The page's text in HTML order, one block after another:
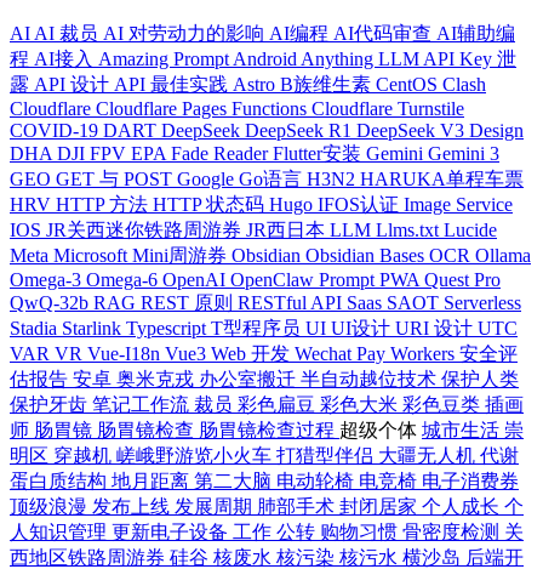
AI AI 裁员 AI 对劳动力的影响 AI编程 AI代码审查 AI辅助编
程 AI接入 Amazing Prompt Android Anything LLM API Key 泄
露 API 设计 API 最佳实践 Astro B族维生素 CentOS Clash
Cloudflare Cloudflare Pages Functions Cloudflare Turnstile
COVID-19 DART DeepSeek DeepSeek R1 DeepSeek V3 Design
DHA DJI FPV EPA Fade ReaderFlutter安装 Gemini Gemini 3
GEO GET 与 POST Google Go语言 H3N2 HARUKA单程车票
HRV HTTP 方法 HTTP 状态码 Hugo IFOS认证 Image Service
IOS JR关西迷你铁路周游券 JR西日本 LLM Llms.txt Lucide
Meta Microsoft Mini周游券 Obsidian Obsidian Bases OCR Ollama
Omega-3 Omega-6 OpenAI OpenClaw Prompt PWA Quest Pro
QwQ-32b RAG REST 原则 RESTful API Saas SAOT Serverless
Stadia Starlink Typescript T型程序员 UI UI设计 URI 设计 UTC
VAR VR Vue-I18n Vue3 Web 开发 Wechat Pay Workers 安全评
估报告 安卓 奥米克戎 办公室搬迁 半自动越位技术 保护人类
保护牙齿 笔记工作流 裁员 彩色扁豆 彩色大米 彩色豆类 插画
师 肠胃镜 肠胃镜检查 肠胃镜检查过程 超级个体 城市生活 崇
明区 穿越机 嵯峨野游览小火车 打猎型伴侣 大疆无人机 代谢
蛋白质结构 地月距离 第二大脑 电动轮椅 电竞椅 电子消费券
顶级浪漫 发布上线 发展周期 肺部手术 封闭居家 个人成长 个
人知识管理 更新电子设备 工作 公转 购物习惯 骨密度检测 关
西地区铁路周游券 硅谷 核废水 核污染 核污水 横沙岛 后端开